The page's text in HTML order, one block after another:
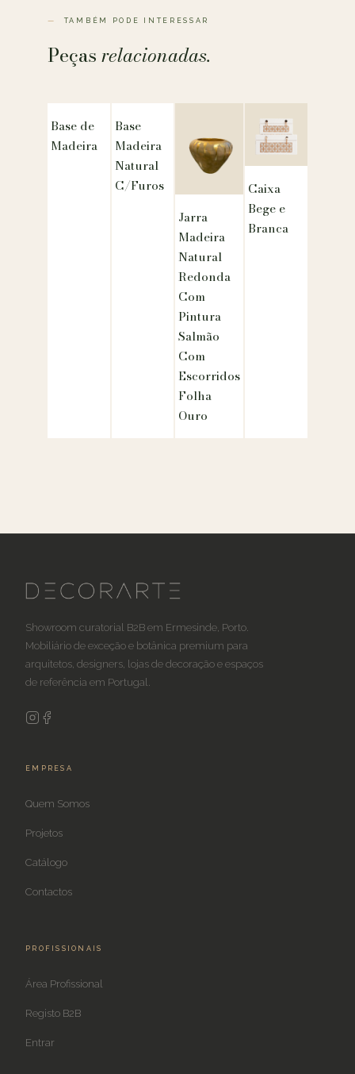
TAMBÉM PODE INTERESSAR
Peçasrelacionadas.
Base de
Madeira
Base
Madeira
Natural
C/Furos
Jarra
Madeira
Natural
Redonda
Com
Pintura
Salmão
Com
Escorridos
Folha
Ouro
Caixa
Bege e
Branca
Showroom curatorial B2B em Ermesinde, Porto.
Mobiliário de exceção e botânica premium para
arquitetos, designers, lojas de decoração e espaços
de referência em Portugal.
EMPRESA
Quem Somos
Projetos
Catálogo
Contactos
PROFISSIONAIS
Área Profissional
Registo B2B
Entrar